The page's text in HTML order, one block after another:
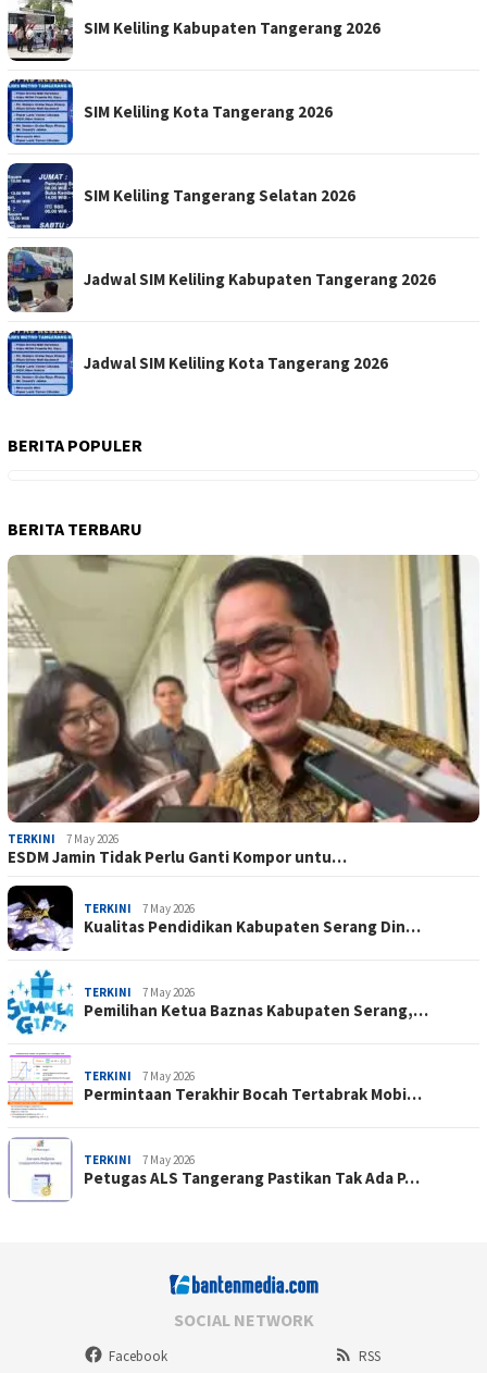
SIM Keliling Kabupaten Tangerang 2026
SIM Keliling Kota Tangerang 2026
SIM Keliling Tangerang Selatan 2026
Jadwal SIM Keliling Kabupaten Tangerang 2026
Jadwal SIM Keliling Kota Tangerang 2026
BERITA POPULER
BERITA TERBARU
TERKINI 7 May 2026
ESDM Jamin Tidak Perlu Ganti Kompor untu…
TERKINI 7 May 2026
Kualitas Pendidikan Kabupaten Serang Din…
TERKINI 7 May 2026
Pemilihan Ketua Baznas Kabupaten Serang,…
TERKINI 7 May 2026
Permintaan Terakhir Bocah Tertabrak Mobi…
TERKINI 7 May 2026
Petugas ALS Tangerang Pastikan Tak Ada P…
SOCIAL NETWORK
Facebook RSS